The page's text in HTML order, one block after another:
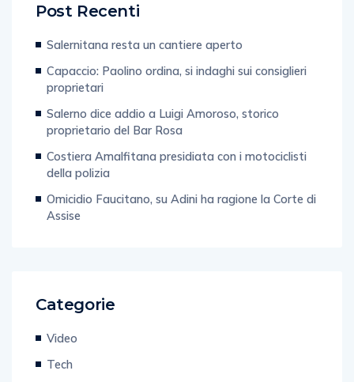
Post Recenti
Salernitana resta un cantiere aperto
Capaccio: Paolino ordina, si indaghi sui consiglieri
proprietari
Salerno dice addio a Luigi Amoroso, storico
proprietario del Bar Rosa
Costiera Amalfitana presidiata con i motociclisti
della polizia
Omicidio Faucitano, su Adini ha ragione la Corte di
Assise
Categorie
Video
Tech